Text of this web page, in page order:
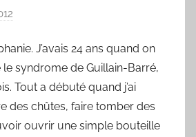
r
F
r
e
d
J’avais 24 ans quand on
le syndrome de Guillain-Barré,
Tout a débuté quand j’ai
des chûtes, faire tomber des
ouvrir une simple bouteille